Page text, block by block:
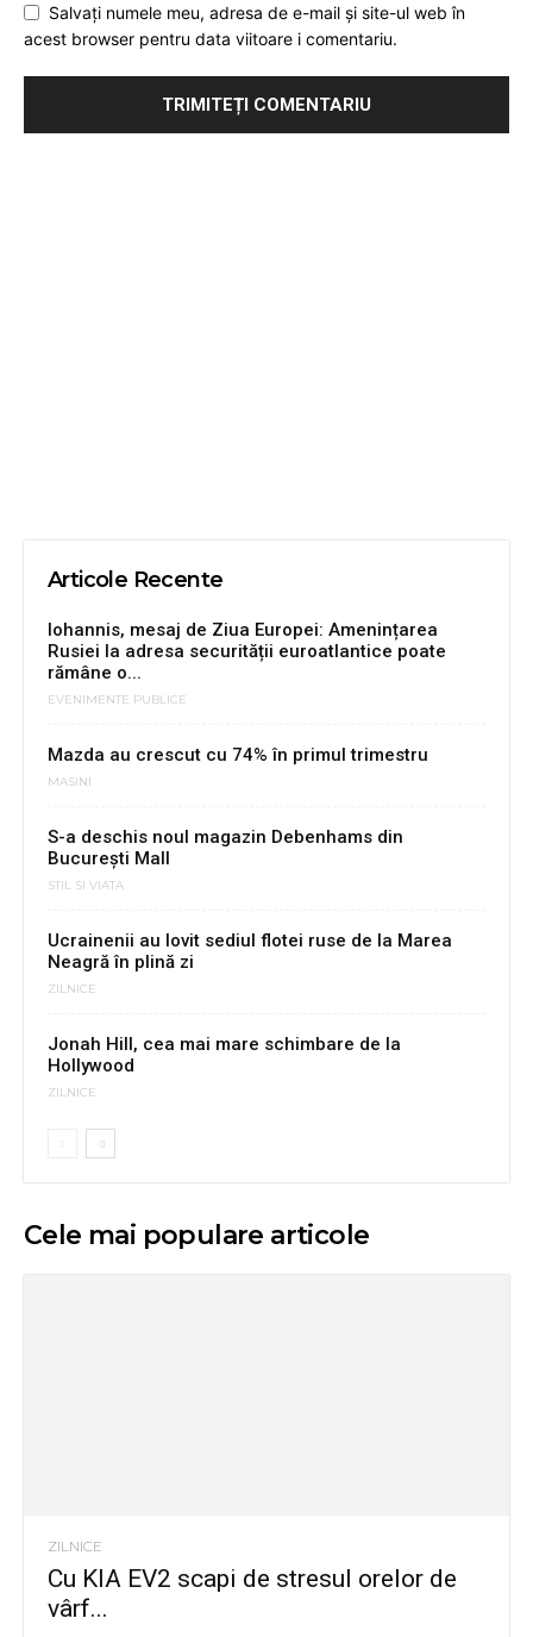
Salvați numele meu, adresa de e-mail și site-ul web în
acest browser pentru data viitoare i comentariu.
Articole Recente
Iohannis, mesaj de Ziua Europei: Amenințarea
Rusiei la adresa securității euroatlantice poate
rămâne o...
EVENIMENTE PUBLICE
Mazda au crescut cu 74% în primul trimestru
MASINI
S-a deschis noul magazin Debenhams din
București Mall
STIL SI VIATA
Ucrainenii au lovit sediul flotei ruse de la Marea
Neagră în plină zi
ZILNICE
Jonah Hill, cea mai mare schimbare de la
Hollywood
ZILNICE
Cele mai populare articole
ZILNICE
Cu KIA EV2 scapi de stresul orelor de
vârf...